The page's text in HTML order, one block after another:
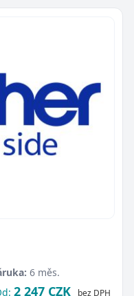
6 měs.
2 247 CZK bez DPH